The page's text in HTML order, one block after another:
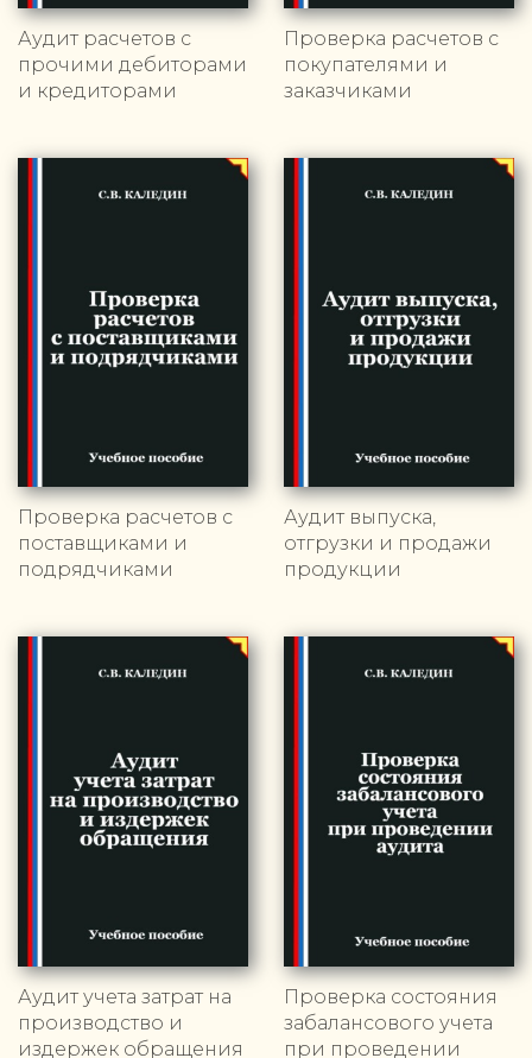
Аудит расчетов с
прочими дебиторами
и кредиторами
Проверка расчетов с
покупателями и
заказчиками
Проверка расчетов с
поставщиками и
подрядчиками
Аудит выпуска,
отгрузки и продажи
продукции
Аудит учета затрат на
производство и
издержек обращения
Проверка состояния
забалансового учета
при проведении